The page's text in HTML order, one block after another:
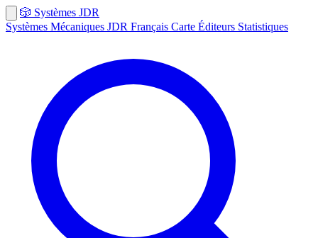
🎲 Systèmes JDR
Systèmes Mécaniques JDR Français Carte Éditeurs Statistiques